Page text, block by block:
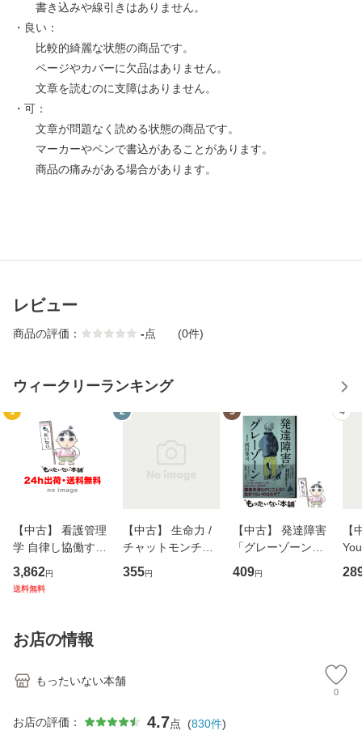
書き込みや線引きはありません。
・良い：
比較的綺麗な状態の商品です。
ページやカバーに欠品はありません。
文章を読むのに支障はありません。
・可：
文章が問題なく読める状態の商品です。
マーカーやペンで書込があることがあります。
商品の痛みがある場合があります。
レビュー
商品の評価： -点 (0件)
ウィークリーランキング
1
【中古】 看護管理
学 自律し協働する
専門職の看護マネ
ジメントスキル 改
恵 藤本幸三 / 南江
堂 [単行
3,862円
送料無料
2
【中古】 生命力 /
チャットモンチー /
キューンレコード
[CD]【メール便送
355円
3
【中古】 発達障害
「グレーゾーン」
その正しい理解と
克服法 (SB新書 57
409円
4
【
のが
お店の情報
もったいない本舗
0
お店の評価： 4.7点 (830件)